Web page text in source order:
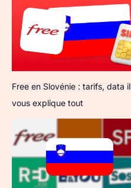
Free en Slovénie : tarifs, data
vous explique tout